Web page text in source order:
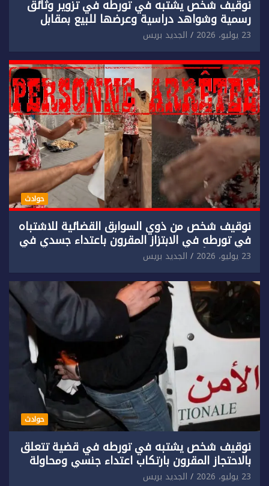
توقيف شخص يشتبه في تورطه في تزوير وثائق
رسمية وشواهد دراسية وعرضها للبيع بمقابل
مادي.
23 يوليو، 2026 الجديد بريس
حوادث
توقيف شخص من ذوي السوابق القضائية للاشتباه
في تورطه في الابتزاز المقرون باعتداء جسدي في
حق سائح أجنبي.
23 يوليو، 2026 الجديد بريس
حوادث
توقيف شخص يشتبه في تورطه في قضية تتعلق
بالاحتجاز المقرون بارتكاب اعتداء جنسي ومحاولة
إضرام النار عمدا.
23 يوليو، 2026 الجديد بريس